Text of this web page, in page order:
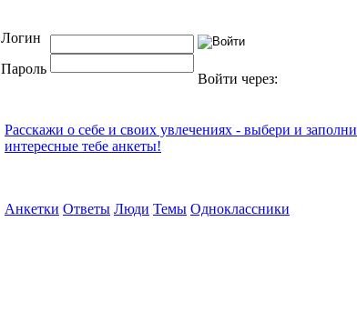
Логин
Пароль
Войти через:
Расскажи о себе и своих увлечениях - выбери и заполни
интересные тебе анкеты!
Анкетки Ответы Люди Темы Одноклассники